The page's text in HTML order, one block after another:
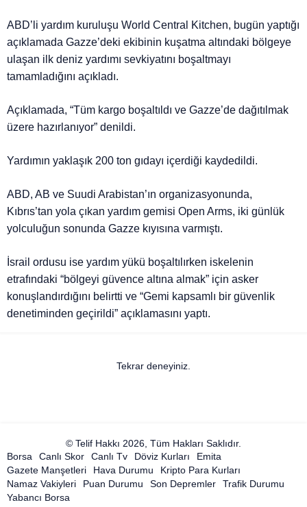
ABD’li yardım kuruluşu World Central Kitchen, bugün yaptığı
açıklamada Gazze’deki ekibinin kuşatma altındaki bölgeye
ulaşan ilk deniz yardımı sevkiyatını boşaltmayı
tamamladığını açıkladı.
Açıklamada, “Tüm kargo boşaltıldı ve Gazze’de dağıtılmak
üzere hazırlanıyor” denildi.
Yardımın yaklaşık 200 ton gıdayı içerdiği kaydedildi.
ABD, AB ve Suudi Arabistan’ın organizasyonunda,
Kıbrıs’tan yola çıkan yardım gemisi Open Arms, iki günlük
yolculuğun sonunda Gazze kıyısına varmıştı.
İsrail ordusu ise yardım yükü boşaltılırken iskelenin
etrafındaki “bölgeyi güvence altına almak” için asker
konuşlandırdığını belirtti ve “Gemi kapsamlı bir güvenlik
denetiminden geçirildi” açıklamasını yaptı.
Tekrar deneyiniz.
© Telif Hakkı 2026, Tüm Hakları Saklıdır.
Borsa
Canlı Skor Canlı Tv Döviz Kurları
Emita
Gazete Manşetleri
Hava Durumu
Kripto Para Kurları
Namaz Vakiyleri
Puan Durumu Son Depremler
Trafik Durumu
Yabancı Borsa